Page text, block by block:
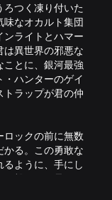
つく凍り付いた
なオカルト集団
ライトとハマー
は異世界の邪悪な
とに、銀河最強
ハンターのゲイ
ラップが君の仲
ックの前に無数
る。この勇敢な
ように、手にし
撃って、暴れま